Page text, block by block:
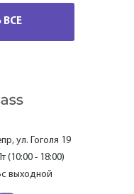
ВСЕ
ул. Гоголя 19
(10:00 - 18:00)
выходной